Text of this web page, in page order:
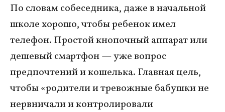
По словам собеседника, даже в начальной
школе хорошо, чтобы ребенок имел
телефон. Простой кнопочный аппарат или
дешевый смартфон — уже вопрос
предпочтений и кошелька. Главная цель,
чтобы «родители и тревожные бабушки не
нервничали и контролировали